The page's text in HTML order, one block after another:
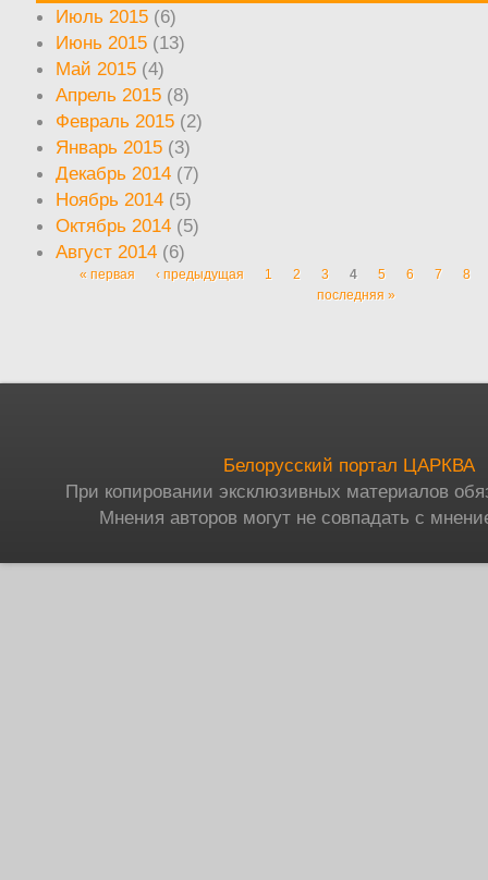
Июль 2015 (6)
Июнь 2015 (13)
Май 2015 (4)
Апрель 2015 (8)
Февраль 2015 (2)
Январь 2015 (3)
Декабрь 2014 (7)
Ноябрь 2014 (5)
Октябрь 2014 (5)
Август 2014 (6)
Страницы
« первая ‹ предыдущая 1 2 3 4 5 6 7
8
последняя »
Белорусский портал ЦАРКВА
При копировании эксклюзивных материалов
Мнения авторов могут не совпадать с